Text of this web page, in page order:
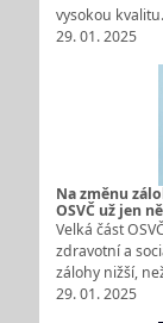
vysokou
29. 01. 2025
Na změnu
OSVČ už jen
Velká část
zdravotní a
zálohy nižší,
29. 01. 2025